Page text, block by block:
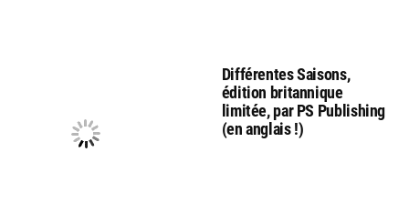
Différentes Saisons,
édition britannique
limitée, par PS Publishing
(en anglais !)